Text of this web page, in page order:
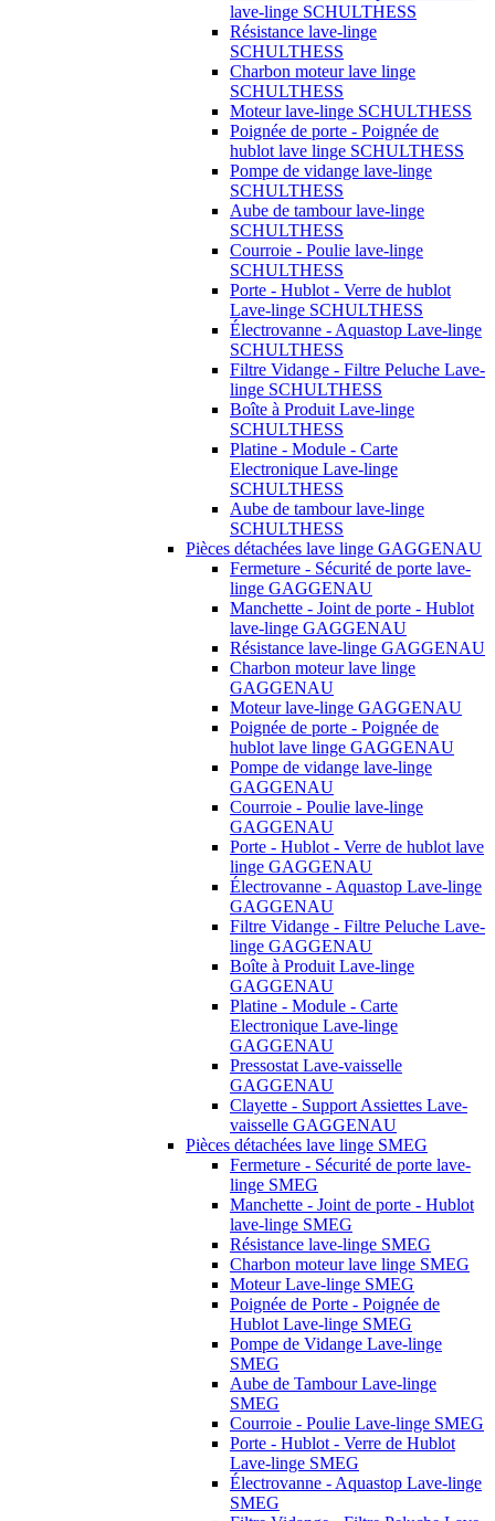
lave-linge SCHULTHESS
Résistance lave-linge
SCHULTHESS
Charbon moteur lave linge
SCHULTHESS
Moteur lave-linge SCHULTHESS
Poignée de porte - Poignée de
hublot lave linge SCHULTHESS
Pompe de vidange lave-linge
SCHULTHESS
Aube de tambour lave-linge
SCHULTHESS
Courroie - Poulie lave-linge
SCHULTHESS
Porte - Hublot - Verre de hublot
Lave-linge SCHULTHESS
Électrovanne - Aquastop Lave-linge
SCHULTHESS
Filtre Vidange - Filtre Peluche Lave-
linge SCHULTHESS
Boîte à Produit Lave-linge
SCHULTHESS
Platine - Module - Carte
Electronique Lave-linge
SCHULTHESS
Aube de tambour lave-linge
SCHULTHESS
Pièces détachées lave linge GAGGENAU
Fermeture - Sécurité de porte lave-
linge GAGGENAU
Manchette - Joint de porte - Hublot
lave-linge GAGGENAU
Résistance lave-linge GAGGENAU
Charbon moteur lave linge
GAGGENAU
Moteur lave-linge GAGGENAU
Poignée de porte - Poignée de
hublot lave linge GAGGENAU
Pompe de vidange lave-linge
GAGGENAU
Courroie - Poulie lave-linge
GAGGENAU
Porte - Hublot - Verre de hublot lave
linge GAGGENAU
Électrovanne - Aquastop Lave-linge
GAGGENAU
Filtre Vidange - Filtre Peluche Lave-
linge GAGGENAU
Boîte à Produit Lave-linge
GAGGENAU
Platine - Module - Carte
Electronique Lave-linge
GAGGENAU
Pressostat Lave-vaisselle
GAGGENAU
Clayette - Support Assiettes Lave-
vaisselle GAGGENAU
Pièces détachées lave linge SMEG
Fermeture - Sécurité de porte lave-
linge SMEG
Manchette - Joint de porte - Hublot
lave-linge SMEG
Résistance lave-linge SMEG
Charbon moteur lave linge SMEG
Moteur Lave-linge SMEG
Poignée de Porte - Poignée de
Hublot Lave-linge SMEG
Pompe de Vidange Lave-linge
SMEG
Aube de Tambour Lave-linge
SMEG
Courroie - Poulie Lave-linge SMEG
Porte - Hublot - Verre de Hublot
Lave-linge SMEG
Électrovanne - Aquastop Lave-linge
SMEG